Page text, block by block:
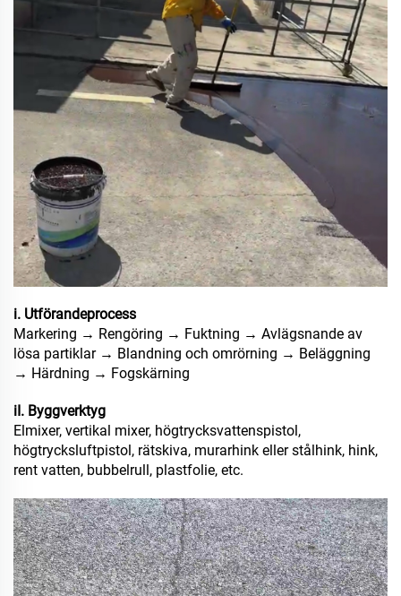
i. Utförandeprocess
Markering → Rengöring → Fuktning → Avlägsnande av
lösa partiklar → Blandning och omrörning → Beläggning
→ Härdning → Fogskärning
iI. Byggverktyg
Elmixer, vertikal mixer, högtrycksvattenspistol,
högtrycksluftpistol, rätskiva, murarhink eller stålhink, hink,
rent vatten, bubbelrull, plastfolie, etc.